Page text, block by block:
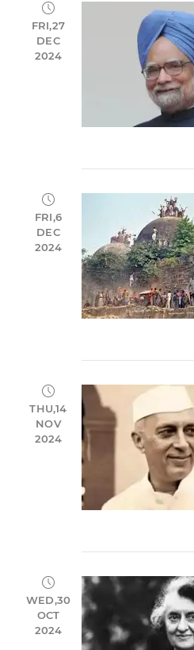
FRI,27
DEC
2024
FRI,6
DEC
2024
THU,14
NOV
2024
WED,30
OCT
2024